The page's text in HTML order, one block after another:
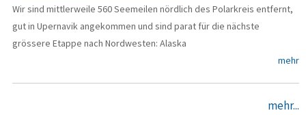
Wir sind mittlerweile 560 Seemeilen nördlich des Polarkreis entfernt,
gut in Upernavik angekommen und sind parat für die nächste
grössere Etappe nach Nordwesten: Alaska
mehr
mehr...